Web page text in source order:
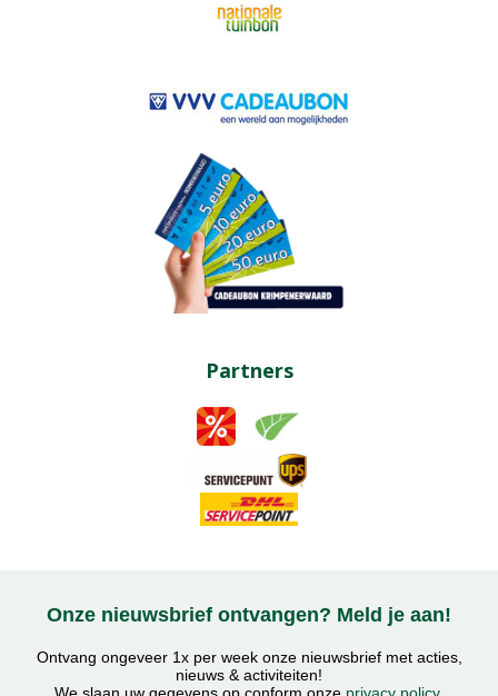
Partners
Onze nieuwsbrief ontvangen? Meld je aan!
Ontvang ongeveer 1x per week onze nieuwsbrief met acties,
nieuws & activiteiten!